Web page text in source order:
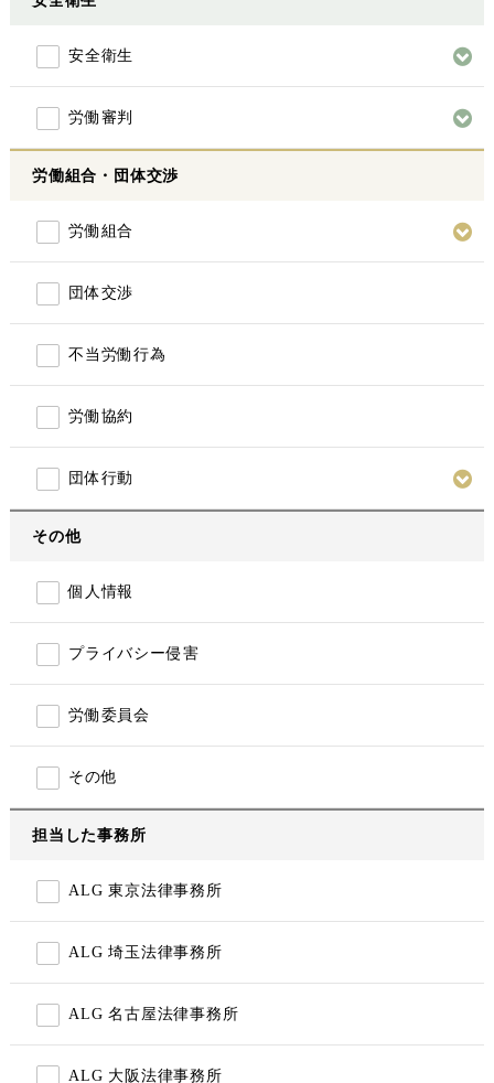
安全衛生
労働審判
労働組合・団体交渉
労働組合
団体交渉
不当労働行為
労働協約
団体行動
その他
個人情報
プライバシー侵害
労働委員会
その他
担当した事務所
ALG 東京法律事務所
ALG 埼玉法律事務所
ALG 名古屋法律事務所
ALG 大阪法律事務所